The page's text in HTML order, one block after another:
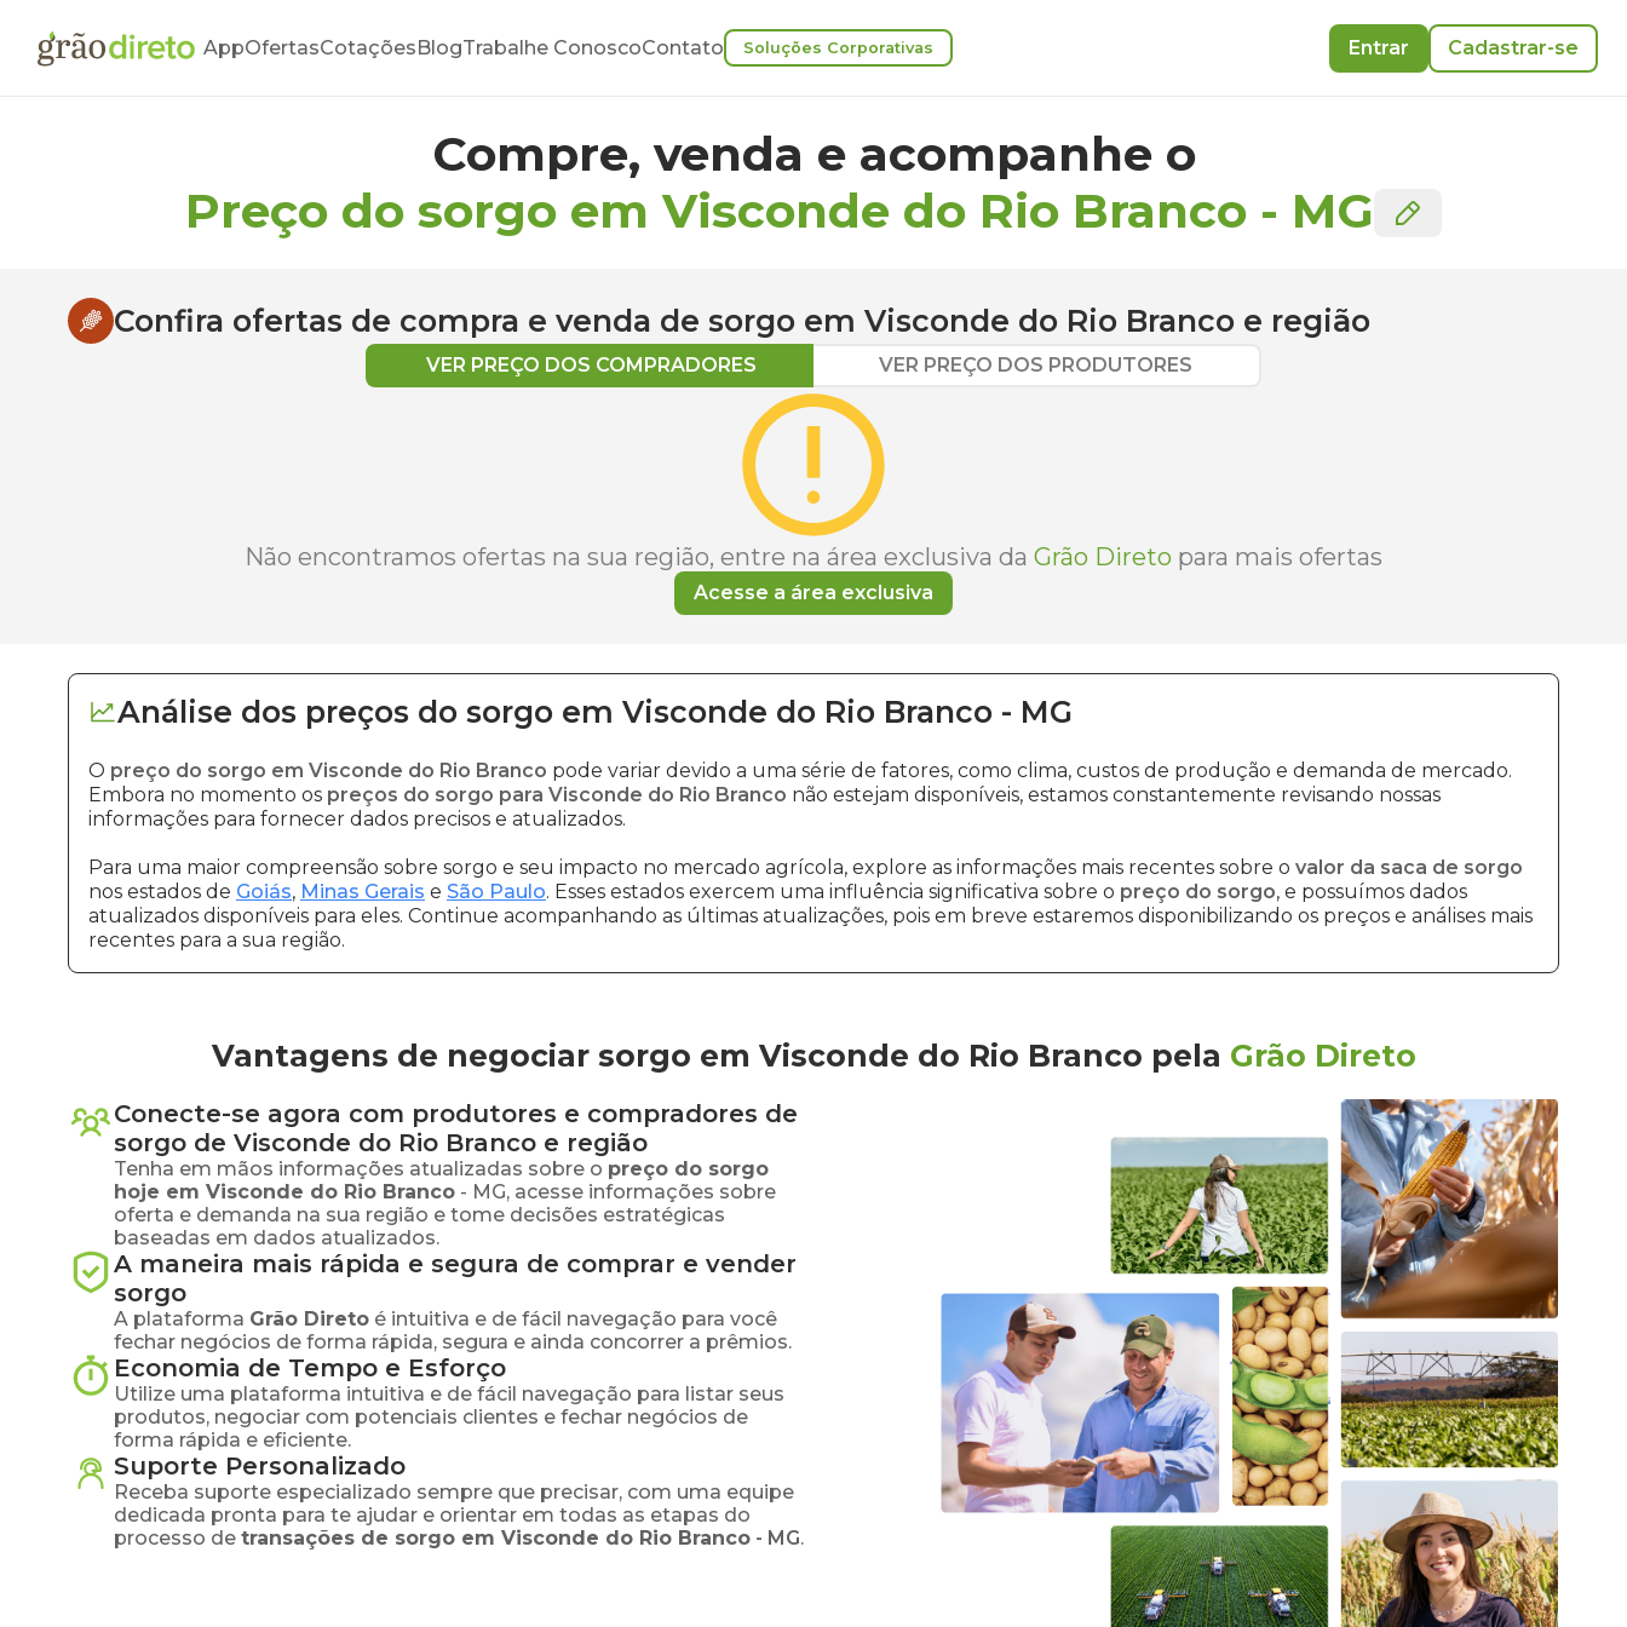
AppOfertasCotaçõesBlogTrabalhe ConoscoContato Soluções Corporativas Entrar Cadastrar-se
Compre, venda e acompanhe o
Preço do sorgo em Visconde do Rio Branco - MG
Confira ofertas de compra e venda de sorgo em Visconde do Rio Branco e região
VER PREÇO DOS COMPRADORES VER PREÇO DOS PRODUTORES
Não encontramos ofertas na sua região, entre na área exclusiva da Grão Direto para mais ofertas
Acesse a área exclusiva
Análise dos preços do sorgo em Visconde do Rio Branco - MG
O preço do sorgo em Visconde do Rio Branco pode variar devido a uma série de fatores, como clima, custos de produção e demanda de mercado.
Embora no momento os preços do sorgo para Visconde do Rio Branco não estejam disponíveis, estamos constantemente revisando nossas
informações para fornecer dados precisos e atualizados.
Para uma maior compreensão sobre sorgo e seu impacto no mercado agrícola, explore as informações mais recentes sobre o valor da saca de sorgo
nos estados de Goiás, Minas Gerais e São Paulo. Esses estados exercem uma influência significativa sobre o preço do sorgo, e possuímos dados
atualizados disponíveis para eles. Continue acompanhando as últimas atualizações, pois em breve estaremos disponibilizando os preços e análises mais
recentes para a sua região.
Vantagens de negociar sorgo em Visconde do Rio Branco pela Grão Direto
Conecte-se agora com produtores e compradores de
sorgo de Visconde do Rio Branco e região
Tenha em mãos informações atualizadas sobre o preço do sorgo
hoje em Visconde do Rio Branco - MG, acesse informações sobre
oferta e demanda na sua região e tome decisões estratégicas
baseadas em dados atualizados.
A maneira mais rápida e segura de comprar e vender
sorgo
A plataforma Grão Direto é intuitiva e de fácil navegação para você
fechar negócios de forma rápida, segura e ainda concorrer a prêmios.
Economia de Tempo e Esforço
Utilize uma plataforma intuitiva e de fácil navegação para listar seus
produtos, negociar com potenciais clientes e fechar negócios de
forma rápida e eficiente.
Suporte Personalizado
Receba suporte especializado sempre que precisar, com uma equipe
dedicada pronta para te ajudar e orientar em todas as etapas do
processo de transações de sorgo em Visconde do Rio Branco - MG.